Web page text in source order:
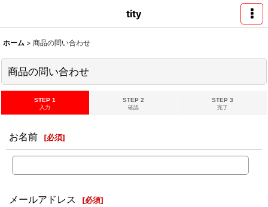
tity
ホーム > 商品の問い合わせ
商品の問い合わせ
STEP 1
入力
STEP 2
確認
STEP 3
完了
お名前 [必須]
メールアドレス [必須]